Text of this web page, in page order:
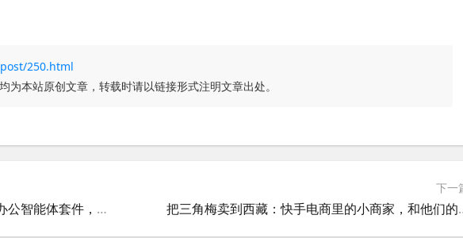
250.html
为本站原创文章，转载时请以链接形式注明文章出处。
腾讯云发布WorkBuddy企业版与办公智能体套件，开创效率办公新范式
下一
把三角梅卖到